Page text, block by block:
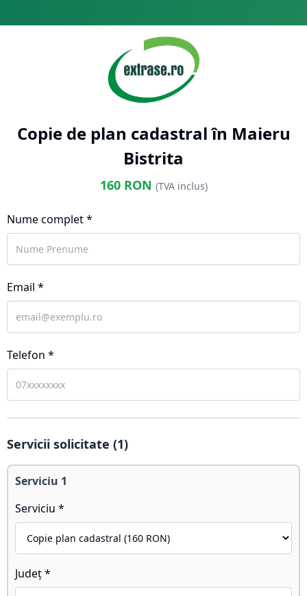
Copie de plan cadastral în Maieru
Bistrita
160RON (TVA inclus)
Nume complet *
Email *
Telefon *
Servicii solicitate (1)
Serviciu 1
Serviciu *
Județ *